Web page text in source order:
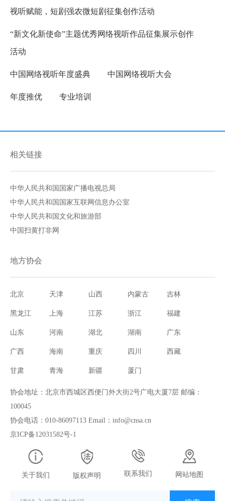
视听赋能，短剧强农微短剧征集创作活动
“新文化新使命”主题优秀网络视听作品征集展示创作
活动
中国网络视听年度盛典 中国网络视听大会
年度推优 专业培训
相关链接
中华人民共和国国家广播电视总局
中华人民共和国国家互联网信息办公室
中华人民共和国文化和旅游部
中国扫黄打非网
地方协会
北京 天津 山西 内蒙古 吉林
黑龙江 上海 江苏 浙江 福建
山东 河南 湖北 湖南 广东
广西 海南 重庆 四川 西藏
甘肃 青海 新疆 厦门
协会地址：北京市西城区西便门外大街2号广电大厦7层 邮编：
100045
协会电话：010-86097113 Email：info@cnsa.cn
京ICP备12031582号-1
关于我们 版权声明 联系我们 网站地图